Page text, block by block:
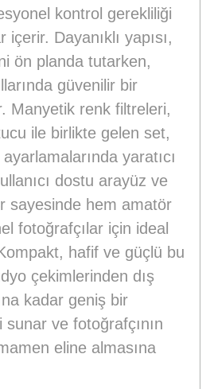
kontrol gerekliliği
Dayanıklı yapısı,
ön planda tutarken,
güvenilir bir
Manyetik renk filtreleri,
ile birlikte gelen set,
yaratıcı
dostu arayüz ve
sayesinde hem amatör
fotoğrafçılar için ideal
hafif ve güçlü bu
çekimlerinden dış
kadar geniş bir
sunar ve fotoğrafçının
eline almasına